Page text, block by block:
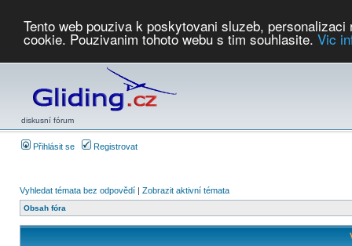
Tento web pouziva k poskytovani sluzeb,
cookie. Pouzivanim tohoto webu s tim souhlasite. Vic
diskusní fórum
Přihlásit se Registrovat
Vyhledat témata bez odpovědí | Zobrazit aktivní témata
Obsah fóra